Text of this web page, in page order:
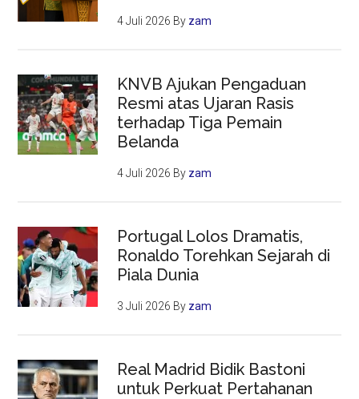
4 Juli 2026 By zam
KNVB Ajukan Pengaduan
Resmi atas Ujaran Rasis
terhadap Tiga Pemain
Belanda
4 Juli 2026 By zam
Portugal Lolos Dramatis,
Ronaldo Torehkan Sejarah di
Piala Dunia
3 Juli 2026 By zam
Real Madrid Bidik Bastoni
untuk Perkuat Pertahanan